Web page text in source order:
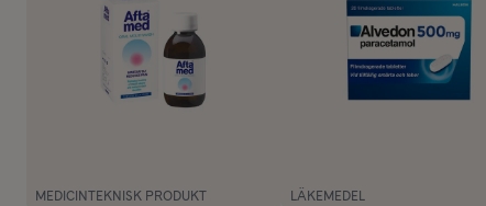
MEDICINTEKNISK PRODUKT LÄKEMEDEL